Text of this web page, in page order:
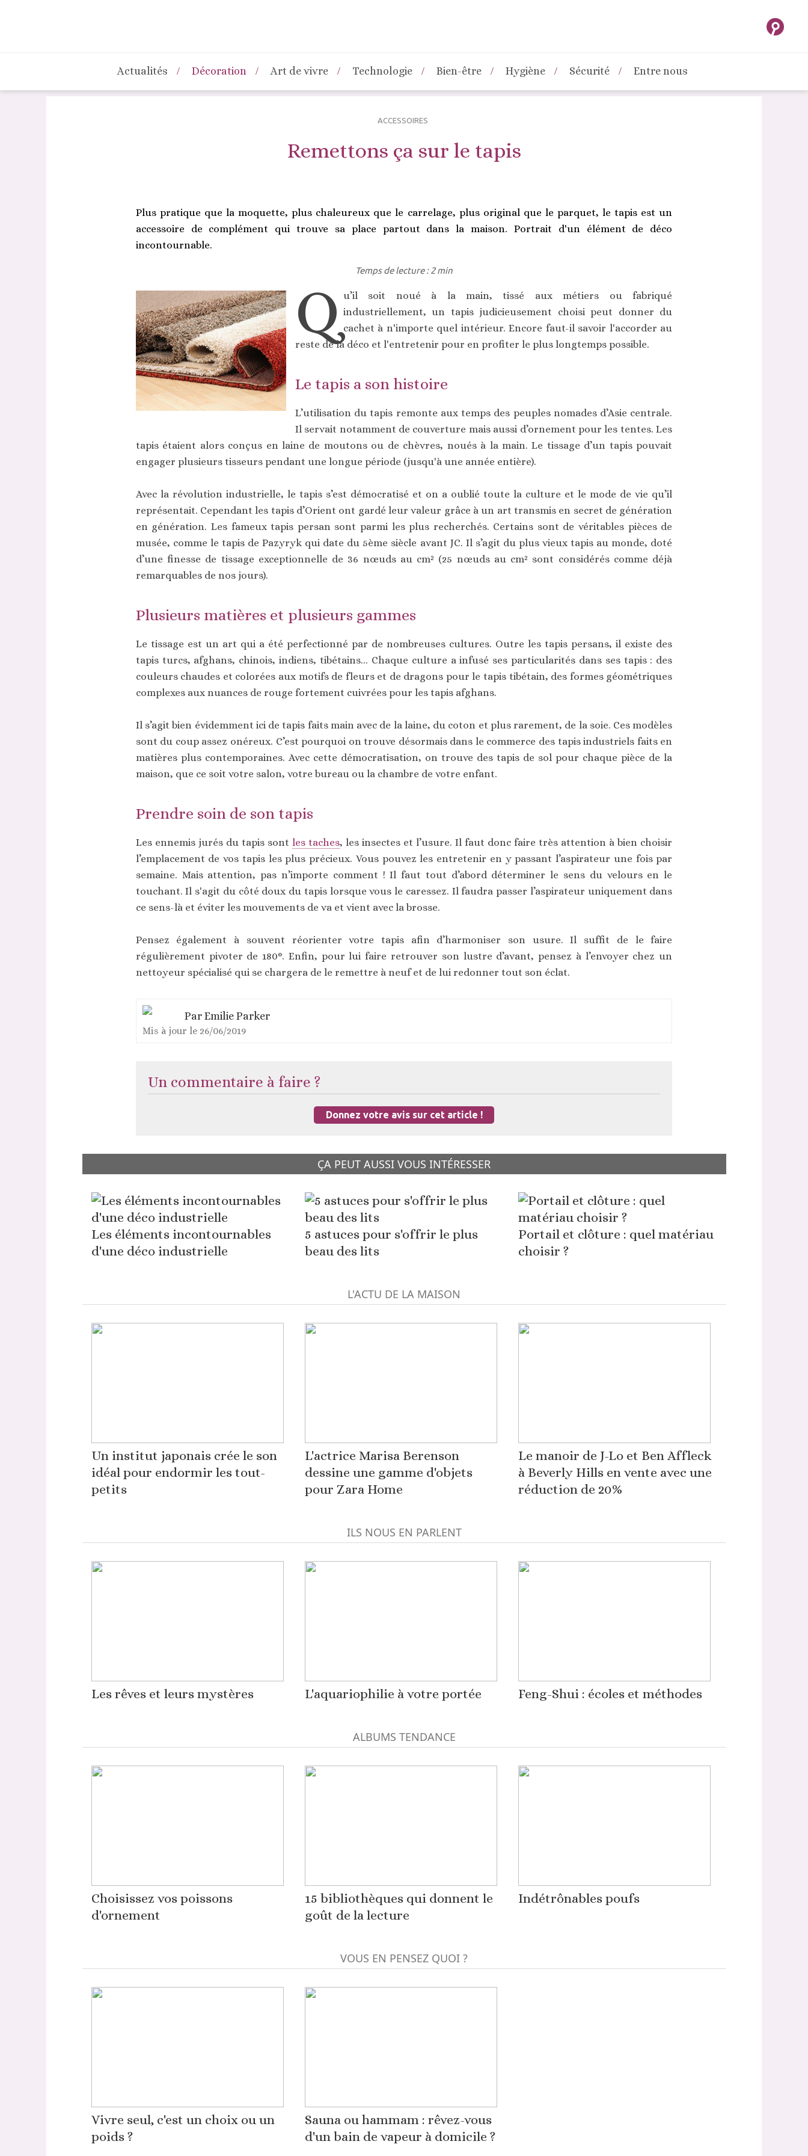
Actualités Décoration Art de vivre Technologie Bien-être Hygiène Sécurité Entre nous
ACCESSOIRES
Remettons ça sur le tapis
Plus pratique que la moquette, plus chaleureux que le carrelage, plus original que le parquet, le tapis est un
accessoire de complément qui trouve sa place partout dans la maison. Portrait d'un élément de déco
incontournable.
Temps de lecture : 2 min
Q u’il soit noué à la main, tissé aux métiers ou fabriqué
industriellement, un tapis judicieusement choisi peut donner du
cachet à n'importe quel intérieur. Encore faut-il savoir l'accorder au
reste de la déco et l'entretenir pour en profiter le plus longtemps possible.
Le tapis a son histoire
L’utilisation du tapis remonte aux temps des peuples nomades d’Asie centrale.
Il servait notamment de couverture mais aussi d’ornement pour les tentes. Les
tapis étaient alors conçus en laine de moutons ou de chèvres, noués à la main. Le tissage d’un tapis pouvait
engager plusieurs tisseurs pendant une longue période (jusqu'à une année entière).
Avec la révolution industrielle, le tapis s’est démocratisé et on a oublié toute la culture et le mode de vie qu’il
représentait. Cependant les tapis d’Orient ont gardé leur valeur grâce à un art transmis en secret de génération
en génération. Les fameux tapis persan sont parmi les plus recherchés. Certains sont de véritables pièces de
musée, comme le tapis de Pazyryk qui date du 5ème siècle avant JC. Il s’agit du plus vieux tapis au monde, doté
d’une finesse de tissage exceptionnelle de 36 nœuds au cm² (25 nœuds au cm² sont considérés comme déjà
remarquables de nos jours).
Plusieurs matières et plusieurs gammes
Le tissage est un art qui a été perfectionné par de nombreuses cultures. Outre les tapis persans, il existe des
tapis turcs, afghans, chinois, indiens, tibétains... Chaque culture a infusé ses particularités dans ses tapis : des
couleurs chaudes et colorées aux motifs de fleurs et de dragons pour le tapis tibétain, des formes géométriques
complexes aux nuances de rouge fortement cuivrées pour les tapis afghans.
Il s’agit bien évidemment ici de tapis faits main avec de la laine, du coton et plus rarement, de la soie. Ces modèles
sont du coup assez onéreux. C’est pourquoi on trouve désormais dans le commerce des tapis industriels faits en
matières plus contemporaines. Avec cette démocratisation, on trouve des tapis de sol pour chaque pièce de la
maison, que ce soit votre salon, votre bureau ou la chambre de votre enfant.
Prendre soin de son tapis
Les ennemis jurés du tapis sont les taches, les insectes et l’usure. Il faut donc faire très attention à bien choisir
l’emplacement de vos tapis les plus précieux. Vous pouvez les entretenir en y passant l’aspirateur une fois par
semaine. Mais attention, pas n’importe comment ! Il faut tout d’abord déterminer le sens du velours en le
touchant. Il s'agit du côté doux du tapis lorsque vous le caressez. Il faudra passer l’aspirateur uniquement dans
ce sens-là et éviter les mouvements de va et vient avec la brosse.
Pensez également à souvent réorienter votre tapis afin d’harmoniser son usure. Il suffit de le faire
régulièrement pivoter de 180°. Enfin, pour lui faire retrouver son lustre d’avant, pensez à l’envoyer chez un
nettoyeur spécialisé qui se chargera de le remettre à neuf et de lui redonner tout son éclat.
Par Emilie Parker
Mis à jour le 26/06/2019
Un commentaire à faire ?
Donnez votre avis sur cet article !
ÇA PEUT AUSSI VOUS INTÉRESSER
Les éléments incontournables
d'une déco industrielle
5 astuces pour s'offrir le plus
beau des lits
Portail et clôture : quel matériau
choisir ?
L'ACTU DE LA MAISON
Un institut japonais crée le son
idéal pour endormir les tout-
petits
L'actrice Marisa Berenson
dessine une gamme d'objets
pour Zara Home
Le manoir de J-Lo et Ben Affleck
à Beverly Hills en vente avec une
réduction de 20%
ILS NOUS EN PARLENT
Les rêves et leurs mystères L'aquariophilie à votre portée Feng-Shui : écoles et méthodes
ALBUMS TENDANCE
Choisissez vos poissons
d'ornement
15 bibliothèques qui donnent le
goût de la lecture
Indétrônables poufs
VOUS EN PENSEZ QUOI ?
Vivre seul, c'est un choix ou un
poids ?
Sauna ou hammam : rêvez-vous
d'un bain de vapeur à domicile ?